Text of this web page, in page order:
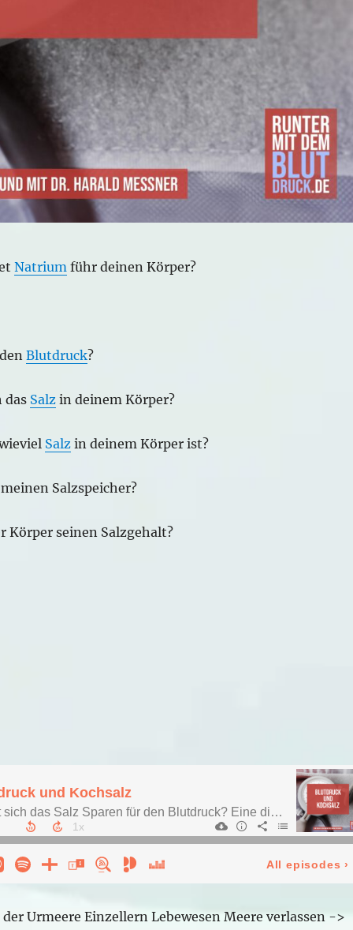
Natrium führ deinen Körper?
Blutdruck?
das Salzin deinem Körper?
Salzin deinem Körper ist?
Salzspeicher?
Körper seinen Salzgehalt?
Urmeere Einzellern Lebewesen Meere verlassen ->